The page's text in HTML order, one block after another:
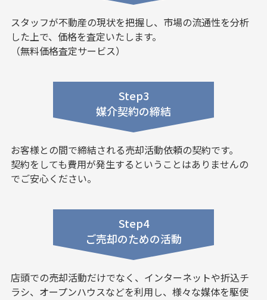
スタッフが不動産の現状を把握し、市場の流通性を分析
した上で、価格を査定いたします。
（無料価格査定サービス）
Step3
媒介契約の締結
お客様との間で締結される売却活動依頼の契約です。
契約をしても費用が発生するということはありませんの
でご安心ください。
Step4
ご売却のための活動
店頭での売却活動だけでなく、インターネットや折込チ
ラシ、オープンハウスなどを利用し、様々な媒体を駆使